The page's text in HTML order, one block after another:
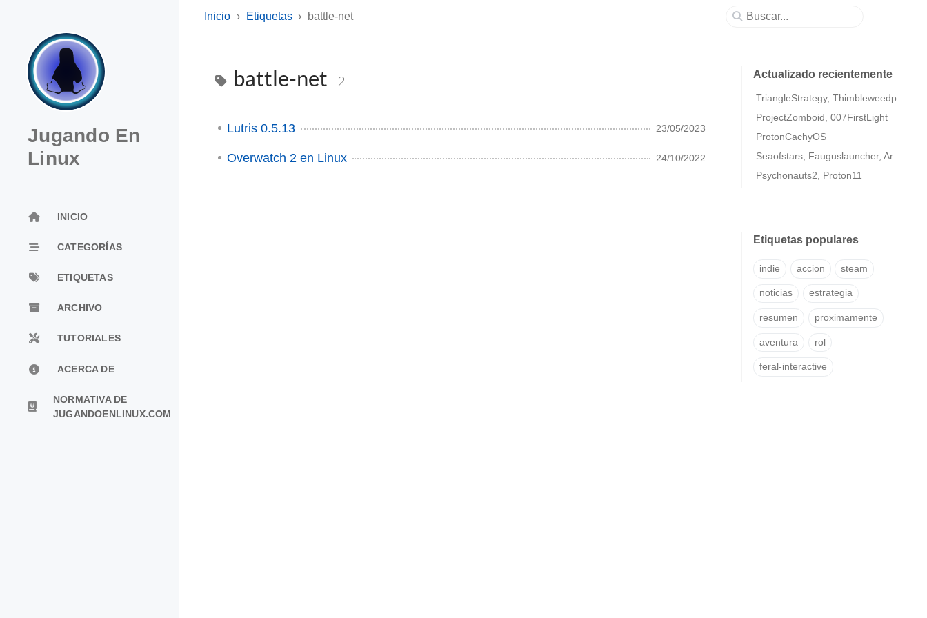
Jugando En
Linux
INICIO
CATEGORÍAS
ETIQUETAS
ARCHIVO
TUTORIALES
ACERCA DE
NORMATIVA DE
JUGANDOENLINUX.COM
Inicio Etiquetas battle-net
battle-net 2
Lutris 0.5.13 23/05/2023
Overwatch 2 en Linux 24/10/2022
Actualizado recientemente
ProjectZomboid, 007FirstLight
ProtonCachyOS
Psychonauts2, Proton11
Etiquetas populares
indie accion steam
noticias estrategia
resumen proximamente
aventura rol
feral-interactive